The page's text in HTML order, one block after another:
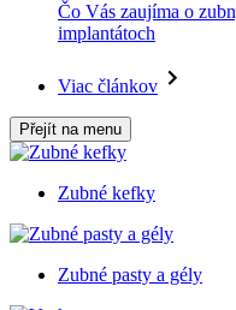
Čo Vás zaujíma o
implantátoch
Viac článkov
Přejít na menu
Zubné kefky
Zubné pasty a gély